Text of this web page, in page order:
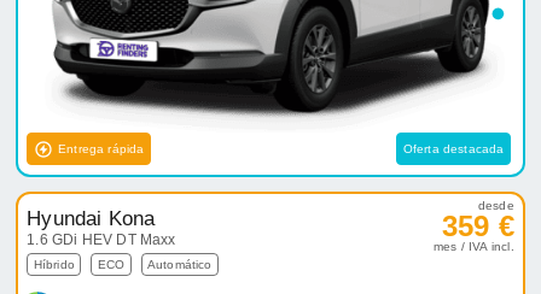
Entrega rápida Oferta destacada
Hyundai Kona
1.6 GDi HEV DT Maxx
Híbrido ECO Automático
desde
359 €
mes / IVA incl.